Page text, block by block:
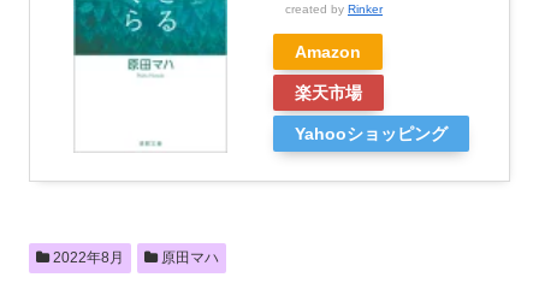
created by Rinker
Amazon
楽天市場
Yahooショッピング
2022年8月 原田マハ